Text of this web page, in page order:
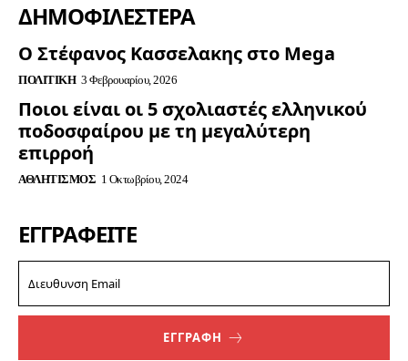
ΔΗΜΟΦΙΛΈΣΤΕΡΑ
Ο Στέφανος Κασσελακης στο Mega
ΠΟΛΙΤΙΚΉ 3 Φεβρουαρίου, 2026
Ποιοι είναι οι 5 σχολιαστές ελληνικού
ποδοσφαίρου με τη μεγαλύτερη
επιρροή
ΑΘΛΗΤΙΣΜΌΣ 1 Οκτωβρίου, 2024
ΕΓΓΡΑΦΕΊΤΕ
ΕΓΓΡΑΦΗ